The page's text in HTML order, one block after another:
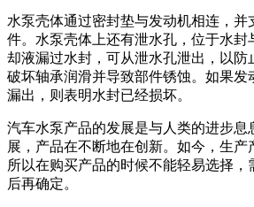
水泵壳体通过密封垫与发动机相连，并
件。水泵壳体上还有泄水孔，位于水封
却液漏过水封，可从泄水孔泄出，以防
破坏轴承润滑并导致部件锈蚀。如果发
漏出，则表明水封已经损坏。
汽车水泵产品的发展是与人类的进步息
展，产品在不断地在创新。如今，生产
所以在购买产品的时候不能轻易选择，
后再确定。